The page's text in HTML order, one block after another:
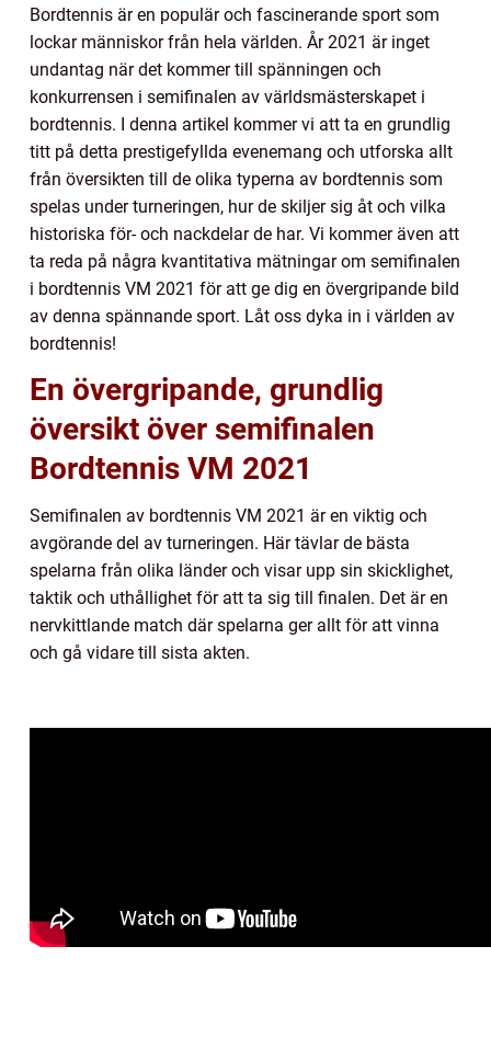
Bordtennis är en populär och fascinerande sport som
lockar människor från hela världen. År 2021 är inget
undantag när det kommer till spänningen och
konkurrensen i semifinalen av världsmästerskapet i
bordtennis. I denna artikel kommer vi att ta en grundlig
titt på detta prestigefyllda evenemang och utforska allt
från översikten till de olika typerna av bordtennis som
spelas under turneringen, hur de skiljer sig åt och vilka
historiska för- och nackdelar de har. Vi kommer även att
ta reda på några kvantitativa mätningar om semifinalen
i bordtennis VM 2021 för att ge dig en övergripande bild
av denna spännande sport. Låt oss dyka in i världen av
bordtennis!
En övergripande, grundlig
översikt över semifinalen
Bordtennis VM 2021
Semifinalen av bordtennis VM 2021 är en viktig och
avgörande del av turneringen. Här tävlar de bästa
spelarna från olika länder och visar upp sin skicklighet,
taktik och uthållighet för att ta sig till finalen. Det är en
nervkittlande match där spelarna ger allt för att vinna
och gå vidare till sista akten.